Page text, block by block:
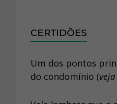
CERTIDÕES
Um dos pontos
do condomínio (